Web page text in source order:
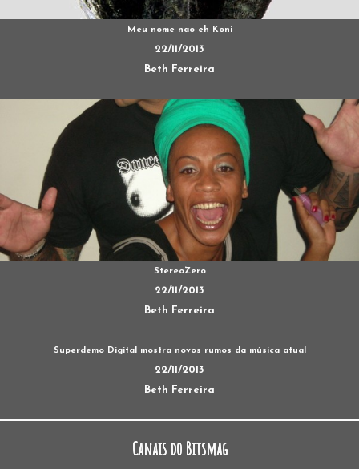
Meu nome nao eh Koni
22/11/2013
Beth Ferreira
StereoZero
22/11/2013
Beth Ferreira
Superdemo Digital mostra novos rumos da música atual
22/11/2013
Beth Ferreira
Canais do Bitsmag